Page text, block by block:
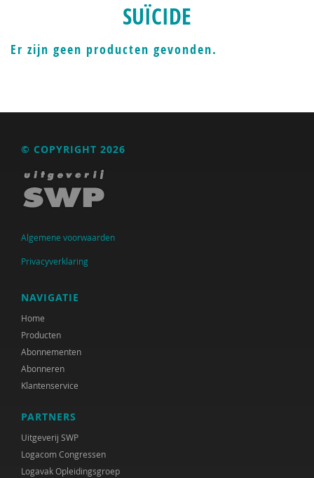
SUÏCIDE
Er zijn geen producten gevonden.
© COPYRIGHT 2026
Algemene voorwaarden
Privacyverklaring
NAVIGATIE
Home
Producten
Abonnementen
Abonneren
Klantenservice
PARTNERS
Uitgeverij SWP
Logacom Congressen
Logavak Opleidingsgroep